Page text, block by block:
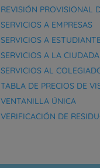
REVISIÓN PROVISIONAL
SERVICIOS A EMPRESAS
SERVICIOS A
SERVICIOS A LA
SERVICIOS AL
TABLA DE PRECIOS DE
VENTANILLA ÚNICA
VERIFICACIÓN DE